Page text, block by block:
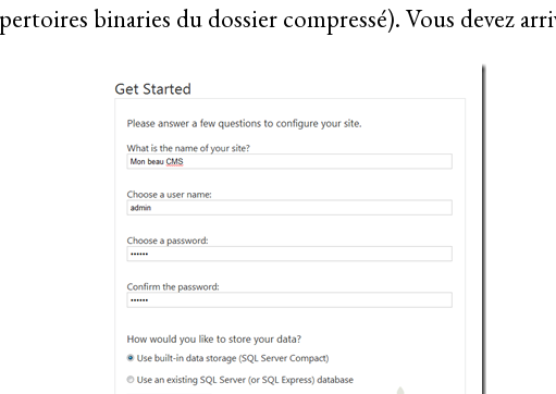
binaries du dossier compressé). Vous devez